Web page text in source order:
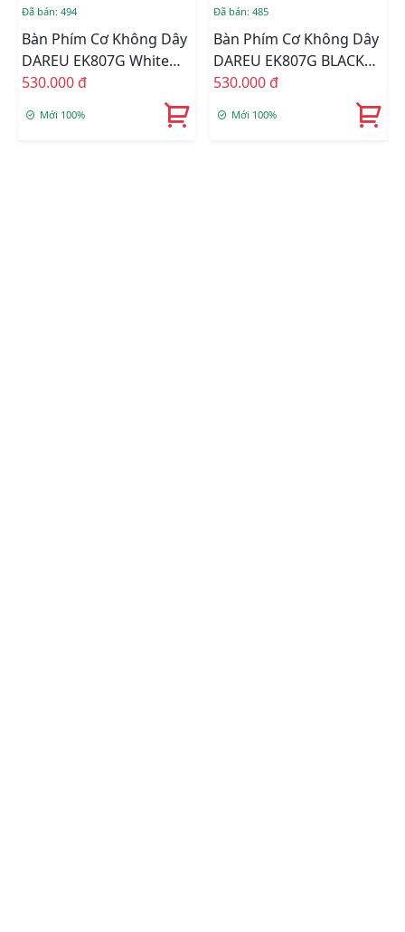
Đã bán: 494
Bàn Phím Cơ Không Dây
DAREU EK807G White
(Blue/Brown/Red D
530.000 đ
Mới 100%
Đã bán: 485
Bàn Phím Cơ Không Dây
DAREU EK807G BLACK
(Blue/Brown/Red D
530.000 đ
Mới 100%